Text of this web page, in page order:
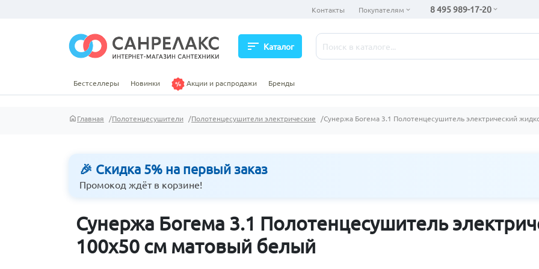
Контакты Покупателям 8 495 989-17-20
sort Каталог
Бестселлеры Новинки Акции и распродажи Бренды
Главная Полотенцесушители Полотенцесушители электрические Сунержа Богема 3.1 Полотенцесушитель электрический
🎉 Скидка 5% на первый заказ
Промокод ждёт в корзине!
Сунержа Богема 3.1 Полотенцесушитель
100х50 см матовый белый